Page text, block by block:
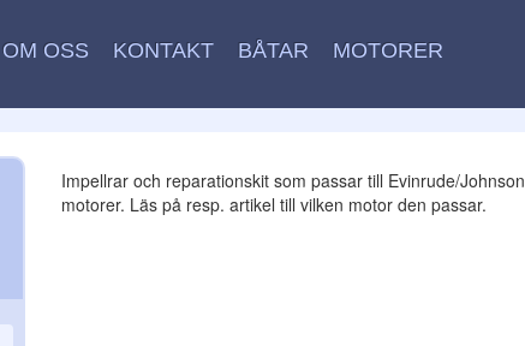
OM OSS KONTAKT BÅTAR MOTORER
Impellrar och reparationskit som passar till Evinrude/Johnson
motorer. Läs på resp. artikel till vilken motor den passar.